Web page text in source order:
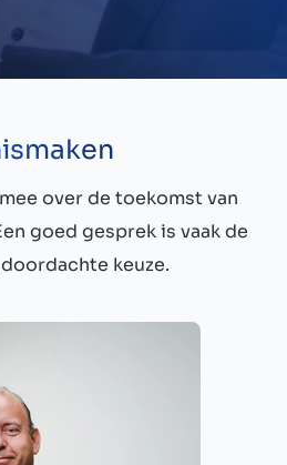
over de toekomst van
goed gesprek is vaak de
keuze.